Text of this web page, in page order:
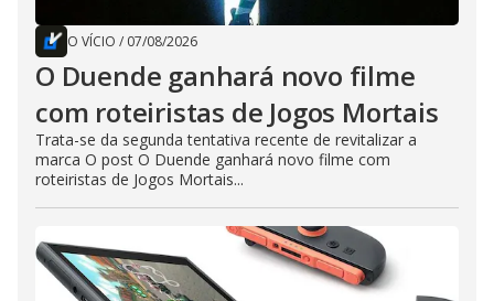
O VÍCIO / 07/08/2026
O Duende ganhará novo filme
com roteiristas de Jogos Mortais
Trata-se da segunda tentativa recente de revitalizar a
marca O post O Duende ganhará novo filme com
roteiristas de Jogos Mortais...